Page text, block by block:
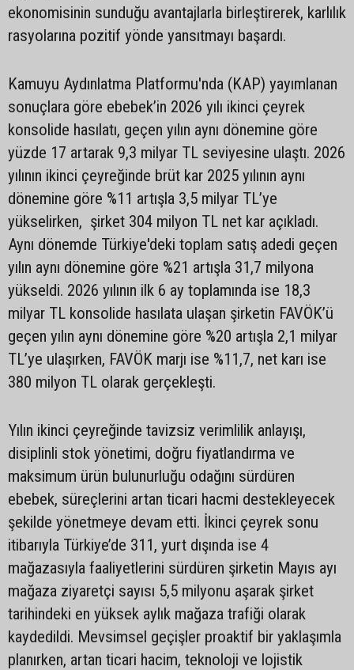
ekonomisinin sunduğu avantajlarla birleştirerek, karlılık
rasyolarına pozitif yönde yansıtmayı başardı.
Kamuyu Aydınlatma Platformu'nda (KAP) yayımlanan
sonuçlara göre ebebek’in 2026 yılı ikinci çeyrek
konsolide hasılatı, geçen yılın aynı dönemine göre
yüzde 17 artarak 9,3 milyar TL seviyesine ulaştı. 2026
yılının ikinci çeyreğinde brüt kar 2025 yılının aynı
dönemine göre %11 artışla 3,5 milyar TL’ye
yükselirken, şirket 304 milyon TL net kar açıkladı.
Aynı dönemde Türkiye'deki toplam satış adedi geçen
yılın aynı dönemine göre %21 artışla 31,7 milyona
yükseldi. 2026 yılının ilk 6 ay toplamında ise 18,3
milyar TL konsolide hasılata ulaşan şirketin FAVÖK’ü
geçen yılın aynı dönemine göre %20 artışla 2,1 milyar
TL’ye ulaşırken, FAVÖK marjı ise %11,7, net karı ise
380 milyon TL olarak gerçekleşti.
Yılın ikinci çeyreğinde tavizsiz verimlilik anlayışı,
disiplinli stok yönetimi, doğru fiyatlandırma ve
maksimum ürün bulunurluğu odağını sürdüren
ebebek, süreçlerini artan ticari hacmi destekleyecek
şekilde yönetmeye devam etti. İkinci çeyrek sonu
itibarıyla Türkiye’de 311, yurt dışında ise 4
mağazasıyla faaliyetlerini sürdüren şirketin Mayıs ayı
mağaza ziyaretçi sayısı 5,5 milyonu aşarak şirket
tarihindeki en yüksek aylık mağaza trafiği olarak
kaydedildi. Mevsimsel geçişler proaktif bir yaklaşımla
planırken, artan ticari hacim, teknoloji ve lojistik